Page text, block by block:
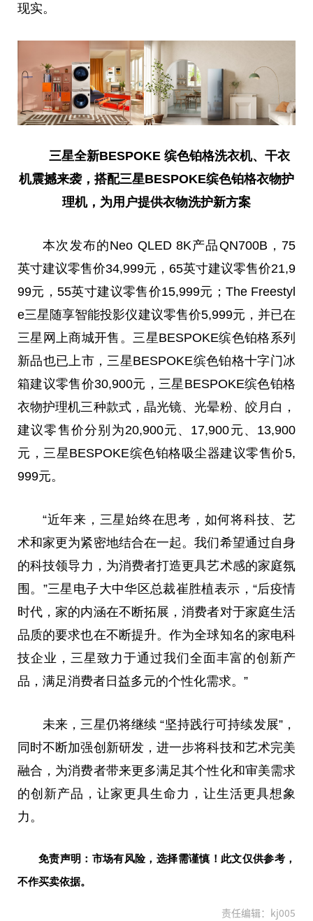
现实。
三星全新BESPOKE 缤色铂格洗衣机、干衣
机震撼来袭，搭配三星BESPOKE缤色铂格衣物护
理机，为用户提供衣物洗护新方案
本次发布的Neo QLED 8K产品QN700B，75
英寸建议零售价34,999元，65英寸建议零售价21,9
99元，55英寸建议零售价15,999元；The Freestyl
e三星随享智能投影仪建议零售价5,999元，并已在
三星网上商城开售。三星BESPOKE缤色铂格系列
新品也已上市，三星BESPOKE缤色铂格十字门冰
箱建议零售价30,900元，三星BESPOKE缤色铂格
衣物护理机三种款式，晶光镜、光晕粉、皎月白，
建议零售价分别为20,900元、17,900元、13,900
元，三星BESPOKE缤色铂格吸尘器建议零售价5,
999元。
“近年来，三星始终在思考，如何将科技、艺
术和家更为紧密地结合在一起。我们希望通过自身
的科技领导力，为消费者打造更具艺术感的家庭氛
围。”三星电子大中华区总裁崔胜植表示，“后疫情
时代，家的内涵在不断拓展，消费者对于家庭生活
品质的要求也在不断提升。作为全球知名的家电科
技企业，三星致力于通过我们全面丰富的创新产
品，满足消费者日益多元的个性化需求。”
未来，三星仍将继续 “坚持践行可持续发展”，
同时不断加强创新研发，进一步将科技和艺术完美
融合，为消费者带来更多满足其个性化和审美需求
的创新产品，让家更具生命力，让生活更具想象
力。
免责声明：市场有风险，选择需谨慎！此文仅供参考，
不作买卖依据。
责任编辑：kj005